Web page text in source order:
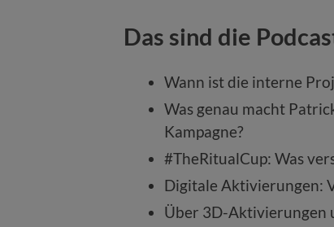
Das sind die
Wann ist die interne
Was genau macht
Kampagne?
#TheRitualCup: Was
Digitale Aktivierungen:
Über 3D-Aktivierungen